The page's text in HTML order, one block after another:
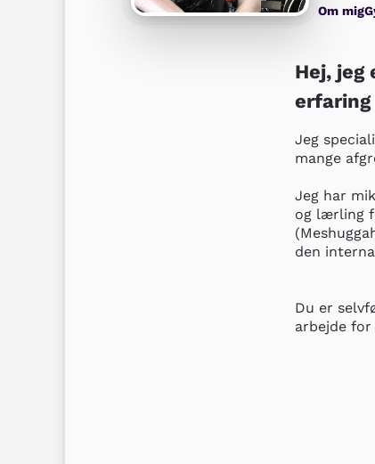
Om mig
Hej, jeg
erfaring
Jeg
mange
Jeg har
og lærling
den
Du er
arbejde for